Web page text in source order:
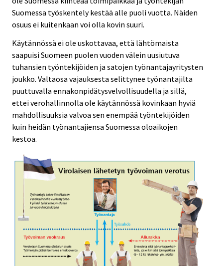
Suomessa työskentely kestää alle puoli vuotta. Näiden
osuus ei kuitenkaan voi olla kovin suuri.
Käytännössä ei ole uskottavaa, että lähtömaista
saapuisi Suomeen puolen vuoden välein uusiutuva
tuhansien työntekijöiden ja satojen työnantajayritysten
joukko. Valtaosa vajauksesta selittynee työnantajilta
puuttuvalla ennakonpidätysvelvollisuudella ja sillä,
ettei verohallinnolla ole käytännössä kovinkaan hyviä
mahdollisuuksia valvoa sen enempää työntekijöiden
kuin heidän työnantajiensa Suomessa oloaikojen
kestoa.